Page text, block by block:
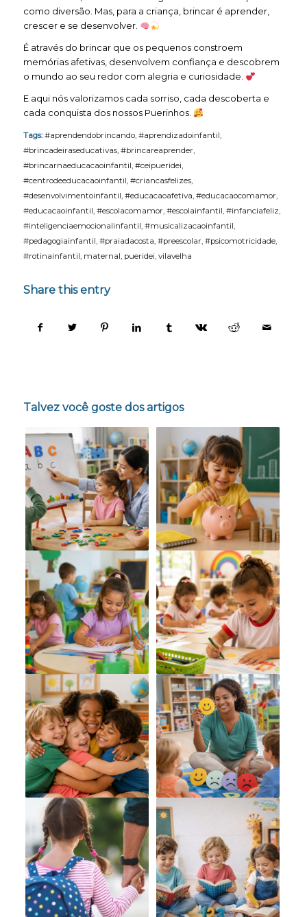
como diversão. Mas, para a criança, brincar é aprender,
crescer e se desenvolver.
É através do brincar que os pequenos constroem
memórias afetivas, desenvolvem confiança e descobrem
o mundo ao seu redor com alegria e curiosidade.
E aqui nós valorizamos cada sorriso, cada descoberta e
cada conquista dos nossos Puerinhos.
Tags: #aprendendobrincando, #aprendizadoinfantil,
#brincadeiraseducativas, #brincareaprender,
#brincarnaeducacaoinfantil, #ceipueridei,
#centrodeeducacaoinfantil, #criancasfelizes,
#desenvolvimentoinfantil, #educacaoafetiva, #educacaocomamor,
#educacaoinfantil, #escolacomamor, #escolainfantil, #infanciafeliz,
#inteligenciaemocionalinfantil, #musicalizacaoinfantil,
#pedagogiainfantil, #praiadacosta, #preescolar, #psicomotricidade,
#rotinainfantil, maternal, pueridei, vilavelha
Share this entry
Talvez você goste dos artigos